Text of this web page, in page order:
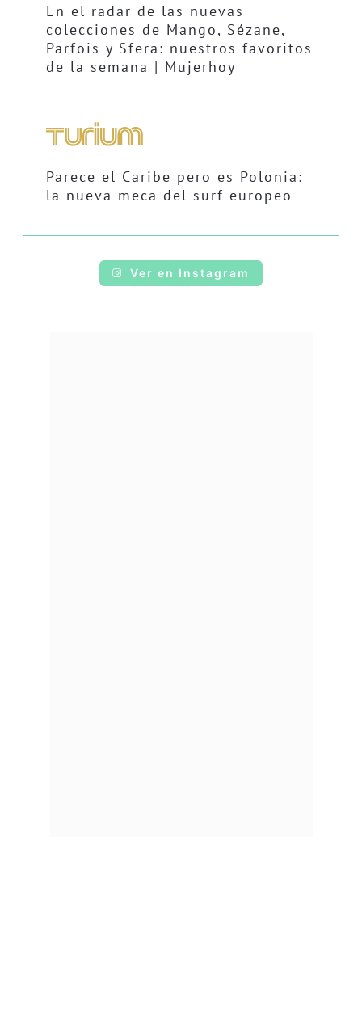
En el radar de las nuevas
colecciones de Mango, Sézane,
Parfois y Sfera: nuestros favoritos
de la semana | Mujerhoy
Parece el Caribe pero es Polonia:
la nueva meca del surf europeo
Ver en Instagram